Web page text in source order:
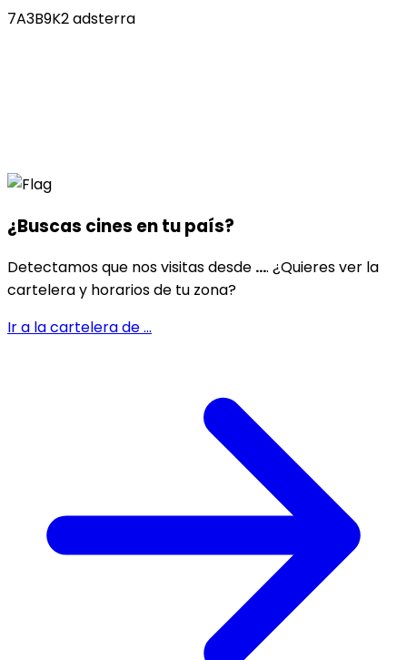
7A3B9K2 adsterra
¿Buscas cines entu país?
Detectamos que nos visitas desde .... ¿Quieres ver la
cartelera y horarios de tu zona?
Ir a la cartelera de...